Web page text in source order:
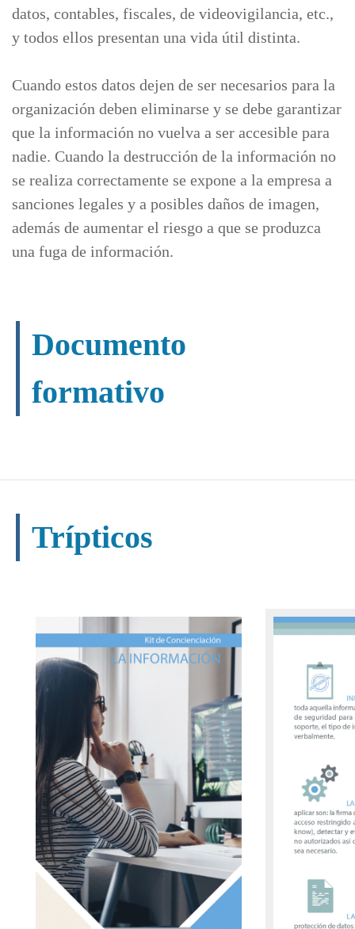
datos, contables, fiscales, de videovigilancia, etc.,
y todos ellos presentan una vida útil distinta.
Cuando estos datos dejen de ser necesarios para la
organización deben eliminarse y se debe garantizar
que la información no vuelva a ser accesible para
nadie. Cuando la destrucción de la información no
se realiza correctamente se expone a la empresa a
sanciones legales y a posibles daños de imagen,
además de aumentar el riesgo a que se produzca
una fuga de información.
Documento
formativo
Trípticos